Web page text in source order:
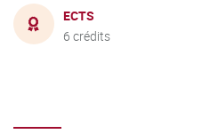
ECTS
6 crédits